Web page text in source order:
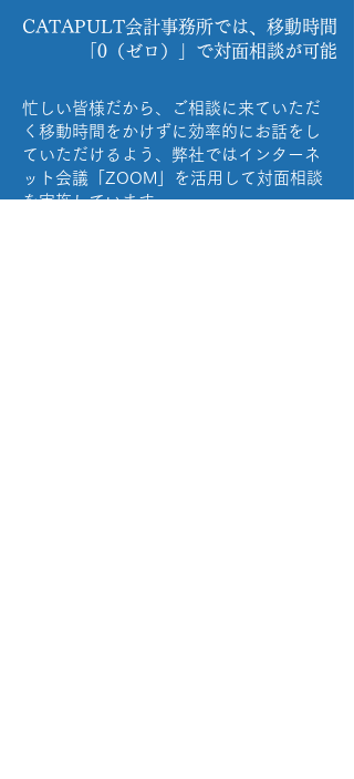
CATAPULT会計事務所では、移動時間
「0（ゼロ）」で対面相談が可能
忙しい皆様だから、ご相談に来ていただ
く移動時間をかけずに効率的にお話をし
ていただけるよう、弊社ではインターネ
ット会議「ZOOM」を活用して対面相談
を実施しています。